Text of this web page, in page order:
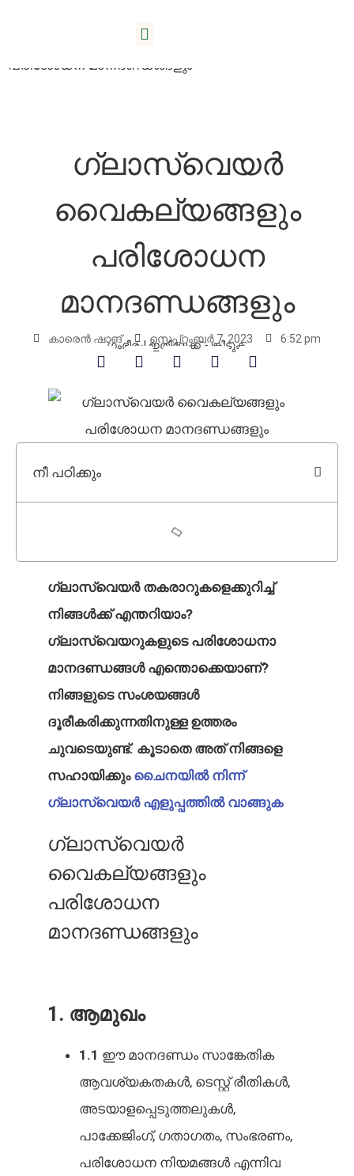
/ ഗ്ലാസ്വെയർ വൈകല്യങ്ങളും
പരിശോധന മാനദണ്ഡങ്ങളും
ഗ്ലാസ്വെയർ
വൈകല്യങ്ങളും
പരിശോധന
മാനദണ്ഡങ്ങളും
കാരെൻ ഷാങ് സെപ്റ്റംബർ 7, 2023 6:52 pm
ഗംഭീരം! ഇതിലേക്ക് പങ്കിടുക:
നീ പഠിക്കും
ഗ്ലാസ്വെയർ തകരാറുകളെക്കുറിച്ച്
നിങ്ങൾക്ക് എന്തറിയാം?
ഗ്ലാസ്വെയറുകളുടെ പരിശോധനാ
മാനദണ്ഡങ്ങൾ എന്തൊക്കെയാണ്?
നിങ്ങളുടെ സംശയങ്ങൾ
ദൂരീകരിക്കുന്നതിനുള്ള ഉത്തരം
ചുവടെയുണ്ട്. കൂടാതെ അത് നിങ്ങളെ
സഹായിക്കും ചൈനയിൽ നിന്ന്
ഗ്ലാസ്വെയർ എളുപ്പത്തിൽ വാങ്ങുക
ഗ്ലാസ്വെയർ
വൈകല്യങ്ങളും
പരിശോധന
മാനദണ്ഡങ്ങളും
1. ആമുഖം
1.1 ഈ മാനദണ്ഡം സാങ്കേതിക
ആവശ്യകതകൾ, ടെസ്റ്റ് രീതികൾ,
അടയാളപ്പെടുത്തലുകൾ,
പാക്കേജിംഗ്, ഗതാഗതം, സംഭരണം,
പരിശോധന നിയമങ്ങൾ എന്നിവ